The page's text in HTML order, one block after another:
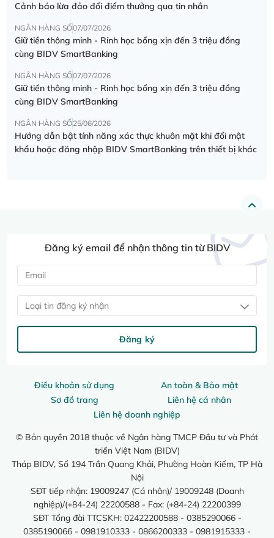
Cảnh báo lừa đảo đổi điểm thưởng qua tin nhắn
NGÂN HÀNG SỐ07/07/2026
Giữ tiền thông minh - Rinh học bổng xịn đến 3 triệu đồng
cùng BIDV SmartBanking
NGÂN HÀNG SỐ07/07/2026
Giữ tiền thông minh - Rinh học bổng xịn đến 3 triệu đồng
cùng BIDV SmartBanking
NGÂN HÀNG SỐ25/06/2026
Hướng dẫn bật tính năng xác thực khuôn mặt khi đổi mật
khẩu hoặc đăng nhập BIDV SmartBanking trên thiết bị khác
Điều khoản sử dụng
An toàn & Bảo mật
Sơ đồ trang
Liên hệ cá nhân
Liên hệ doanh nghiệp
© Bản quyền 2018 thuộc về Ngân hàng TMCP Đầu tư và Phát
triển Việt Nam (BIDV)
Tháp BIDV, Số 194 Trần Quang Khải, Phường Hoàn Kiếm, TP Hà
Nội
SĐT tiếp nhận: 19009247 (Cá nhân)/ 19009248 (Doanh
nghiệp)/(+84-24) 22200588 - Fax: (+84-24) 22200399
SĐT Tổng đài TTCSKH: 02422200588 - 0385290066 -
0385190066 - 0981910333 - 0866200333 - 0981915333 -
Đăng ký email để nhận thông tin từ BIDV
Loại tin đăng ký nhận
Đăng ký